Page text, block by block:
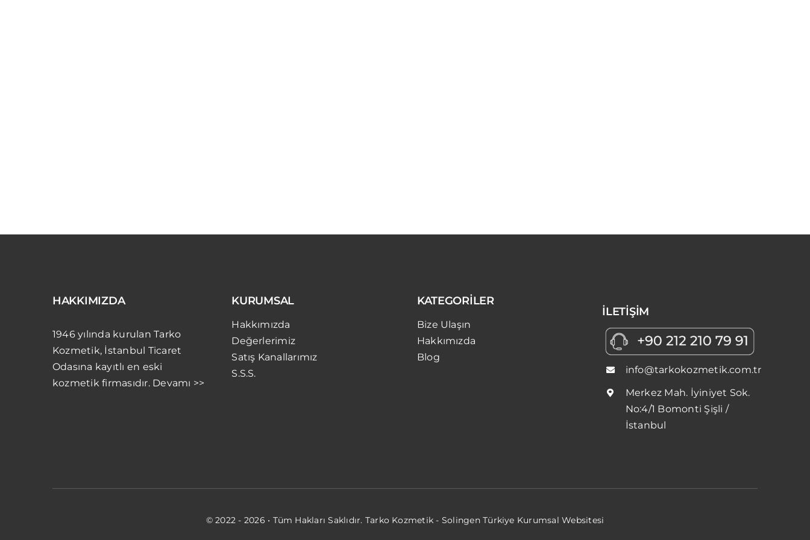
HAKKIMIZDA
1946 yılında kurulan Tarko
Kozmetik, İstanbul Ticaret
Odasına kayıtlı en eski
kozmetik firmasıdır. Devamı >>
KURUMSAL
Hakkımızda
Değerlerimiz
Satış Kanallarımız
S.S.S.
KATEGORİLER
Bize Ulaşın
Hakkımızda
Blog
İLETİŞİM
info@tarkokozmetik.com.tr
Merkez Mah. İyiniyet Sok.
No:4/1 Bomonti Şişli /
İstanbul
© 2022 - 2026 • Tüm Hakları Saklıdır. Tarko Kozmetik - Solingen Türkiye Kurumsal Websitesi